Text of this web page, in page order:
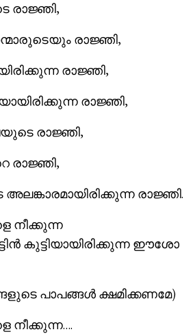
രാജ്ഞി,
രാജ്ഞി,
രാജ്ഞി,
രാജ്ഞി,
രാജ്ഞി,
രാജ്ഞി,
രാജ്ഞി.
നീക്കുന്ന
കുട്ടിയായിരിക്കുന്ന ഈശോ
പാപങ്ങള്‍ ക്ഷമിക്കണമേ)
നീക്കുന്ന….